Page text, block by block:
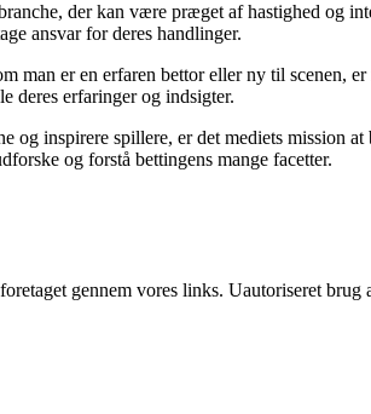
der kan være præget af hastighed og
ansvar for deres handlinger.
man er en erfaren bettor eller ny til scenen,
deres erfaringer og indsigter.
inspirere spillere, er det mediets mission
og forstå bettingens mange facetter.
gennem vores links. Uautoriseret